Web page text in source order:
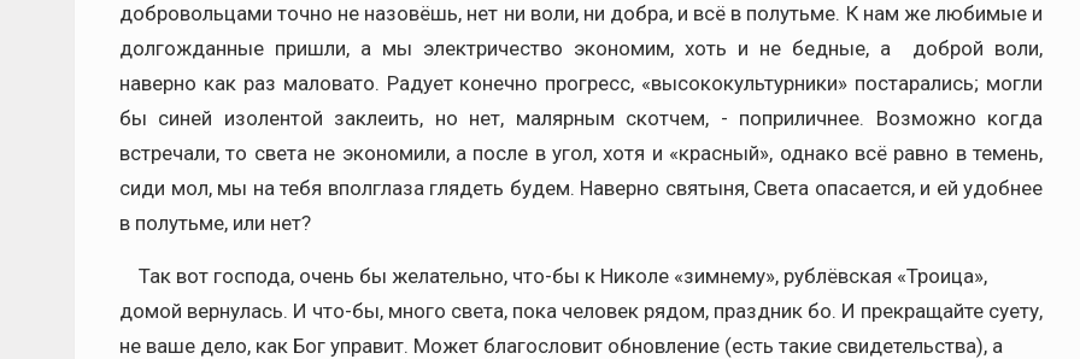
добровольцами точно не назовёшь, нет ни воли, ни добра, и всё в полутьме. К нам же любимые и
долгожданные пришли, а мы электричество экономим, хоть и не бедные, а доброй воли,
наверно как раз маловато. Радует конечно прогресс, «высококультурники» постарались; могли
бы синей изолентой заклеить, но нет, малярным скотчем, - поприличнее. Возможно когда
встречали, то света не экономили, а после в угол, хотя и «красный», однако всё равно в темень,
сиди мол, мы на тебя вполглаза глядеть будем. Наверно святыня, Света опасается, и ей удобнее
в полутьме, или нет?
Так вот господа, очень бы желательно, что-бы к Николе «зимнему», рублёвская «Троица»,
домой вернулась. И что-бы, много света, пока человек рядом, праздник бо. И прекращайте суету,
не ваше дело, как Бог управит. Может благословит обновление (есть такие свидетельства), а